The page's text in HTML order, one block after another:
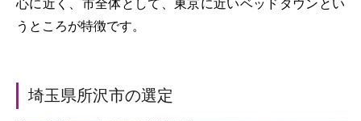
うところが特徴です。
埼玉県所沢市の選定